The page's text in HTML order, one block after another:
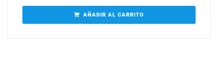
AÑADIR AL CARRITO